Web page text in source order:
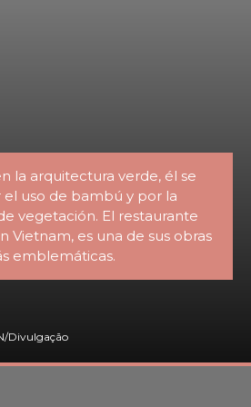
la arquitectura verde, él se
el uso de bambú y por la
vegetación. El restaurante
Vietnam, es una de sus obras
emblemáticas.
Divulgação